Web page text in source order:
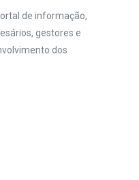
de informação,
gestores e
dos